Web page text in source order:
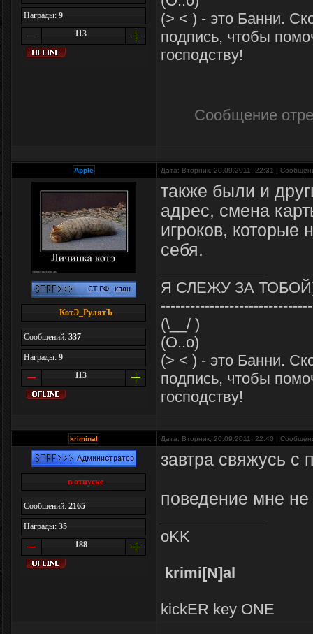
Награды: 9
113
(> < ) - это Банни.
подпись, чтобы
господству!
Сообщение
Apple Дата: Вторник, 20.09.2011, 22:31 |
КотЭ_РулятЪ
Сообщений: 337
Награды: 9
113
также были и
адрес, смена
игроков, которые
себя.
Я СЛЕЖУ ЗА
(\__/ )
(O..o)
(> < ) - это Банни.
подпись, чтобы
господству!
kriminal Дата: Вторник, 20.09.2011, 22:40 |
в отпуске
Сообщений: 2165
Награды: 35
188
завтра свяжусь с
поведение мне
oKK
krimi[N]al
kickER key ONE